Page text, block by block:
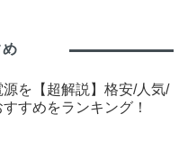
を【超解説】格安/人気/
すめをランキング！